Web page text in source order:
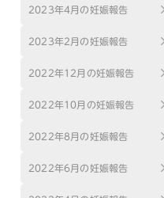
2023年4月の妊娠報告
2023年2月の妊娠報告
2022年12月の妊娠報告
2022年10月の妊娠報告
2022年8月の妊娠報告
2022年6月の妊娠報告